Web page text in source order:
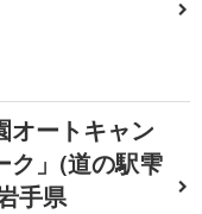
オートキャン
ク」(道の駅雫
手県